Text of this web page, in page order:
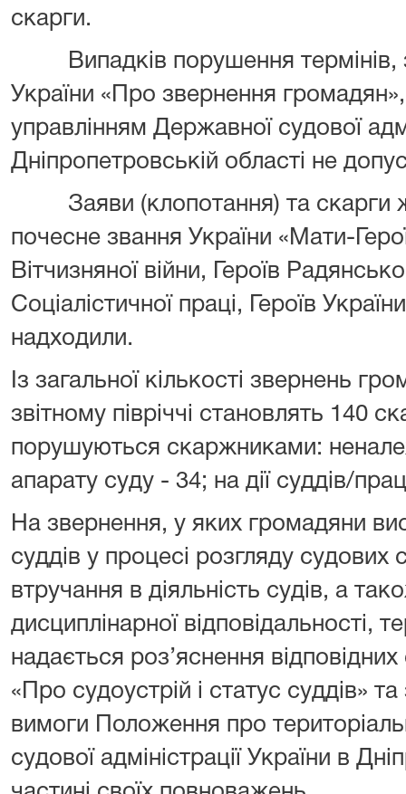
скарги.
Випадків порушення термінів,
України «Про звернення
управлінням Державної судової
Дніпропетровській області не
Заяви (клопотання) та скарги
почесне звання України «Мати-
Вітчизняної війни, Героїв
Соціалістичної праці, Героїв
надходили.
Із загальної кількості звернень
звітному півріччі становлять 140
порушуються скаржниками:
апарату суду - 34; на дії суддів/
На звернення, у яких громадяни
суддів у процесі розгляду судових
втручання в діяльність судів, а
дисциплінарної відповідальності,
надається роз’яснення
«Про судоустрій і статус суддів»
вимоги Положення про
судової адміністрації України в